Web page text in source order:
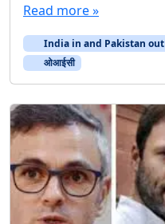
Read more »
India in and Pakistan out
ओआईसी